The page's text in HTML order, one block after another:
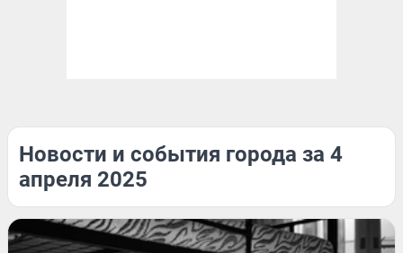
Новости и события города за 4
апреля 2025